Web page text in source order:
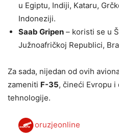
u Egiptu, Indiji, Kataru,
Indoneziji.
Saab Gripen – koristi se u
Južnoafričkoj Republici,
Za sada, nijedan od ovih
zameniti F-35, čineći Evropu i
tehnologije.
oruzjeonline